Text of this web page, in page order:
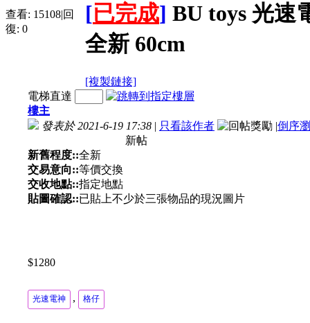
查看: 15108|回
復: 0
[已完成] BU toys 光速
全新 60cm
[複製鏈接]
電梯直達
樓主
發表於 2021-6-19 17:38 | 只看該作者 |倒序
新帖
新舊程度::全新
交易意向::等價交換
交收地點::指定地點
貼圖確認::已貼上不少於三張物品的現況圖片
$1280
光速電神 , 格仔